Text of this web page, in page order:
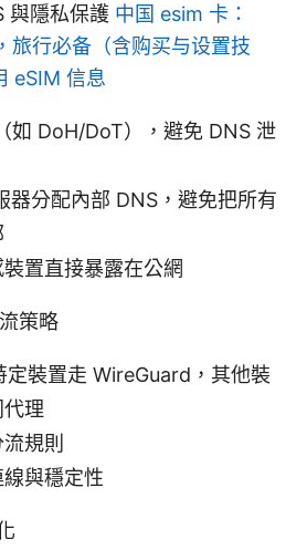
與隱私保護 中国 esim 卡：
旅行必备（含购买与设置技
eSIM 信息
如 DoH/DoT），避免 DNS 泄
器分配內部 DNS，避免把所有
置直接暴露在公網
策略
定裝置走 WireGuard，其他裝
理
規則
與穩定性